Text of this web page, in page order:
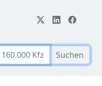
Suchen